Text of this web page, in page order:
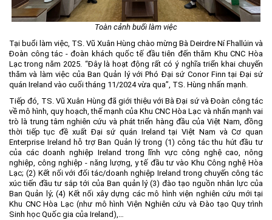
Ưu đãi đầu tư
Công nghệ và Sản phẩm
Văn bản khác
Toàn cảnh buổi làm việc
Tại buổi làm việc, TS. Vũ Xuân Hùng chào mừng Bà Deirdre Ní Fhallúin và
Đoàn công tác - đoàn khách quốc tế đầu tiên đến thăm Khu CNC Hòa
Lạc trong năm 2025. “Đây là hoạt động rất có ý nghĩa triển khai chuyến
thăm và làm việc của Ban Quản lý với Phó Đại sứ Conor Finn tại Đại sứ
quán Ireland vào cuối tháng 11/2024 vừa qua”, TS. Hùng nhấn mạnh.
Tiếp đó, TS. Vũ Xuân Hùng đã giới thiệu với Bà Đại sứ và Đoàn công tác
về mô hình, quy hoạch, thế mạnh của Khu CNC Hòa Lạc và nhấn mạnh vai
trò là trung tâm nghiên cứu và phát triển hàng đầu của Việt Nam, đồng
thời tiếp tục đề xuất Đại sứ quán Ireland tại Việt Nam và Cơ quan
Enterprise Ireland hỗ trợ Ban Quản lý trong (1) công tác thu hút đầu tư
của các doanh nghiệp Ireland trong lĩnh vực công nghệ cao, nông
nghiệp, công nghiệp - năng lượng, y tế đầu tư vào Khu Công nghệ Hòa
Lạc; (2) Kết nối với đối tác/doanh nghiệp Ireland trong chuyến công tác
xúc tiến đầu tư sắp tới của Ban quản lý (3) đào tạo nguồn nhân lực của
Ban Quản lý; (4) Kết nối xây dựng các mô hình viện nghiên cứu mới tại
Khu CNC Hòa Lạc (như mô hình Viện Nghiên cứu và Đào tạo Quy trình
Sinh học Quốc gia của Ireland),…